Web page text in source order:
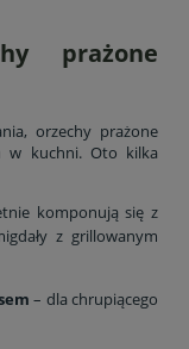
prażone
orzechy prażone
w kuchni. Oto kilka
komponują się z
z grillowanym
– dla chrupiącego